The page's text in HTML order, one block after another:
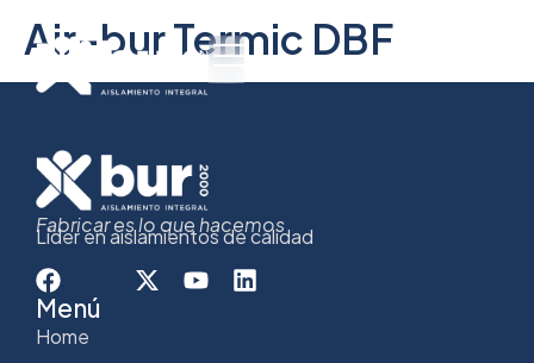
Air-bur Termic DBF
Fabricar es lo que hacemos
Líder en aislamientos de calidad
Menú
Home